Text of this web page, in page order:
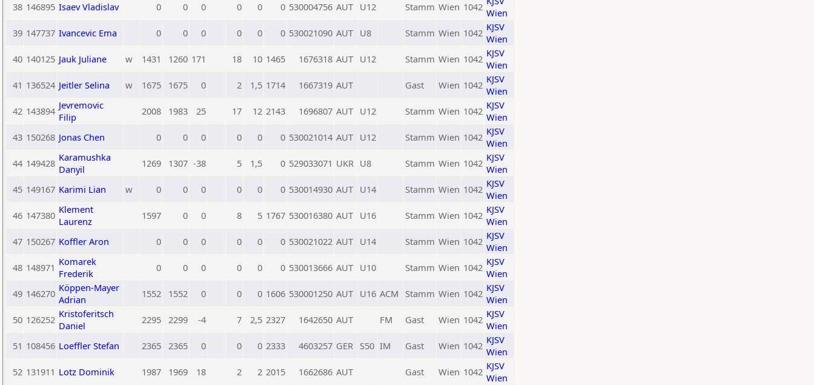
38 146895 Isaev Vladislav 0 0 0 0 0 0 530004756 AUT U12 Stamm Wien 1042 Wien
39 147737 Ivancevic Ema 0 0 0 0 0 0 530021090 AUT U8 Stamm Wien 1042 KJSV
Wien
40 140125 Jauk Juliane w 1431 1260 171 18 10 1465 1676318 AUT U12 Stamm Wien 1042 KJSV
Wien
41 136524 Jeitler Selina w 1675 1675 0 2 1,5 1714 1667319 AUT Gast Wien 1042 KJSV
Wien
42 143894 Jevremovic
Filip
2008 1983 25 17 12 2143 1696807 AUT U12 Stamm Wien 1042 KJSV
Wien
43 150268 Jonas Chen 0 0 0 0 0 0 530021014 AUT U12 Stamm Wien 1042 KJSV
Wien
44 149428 Karamushka
Danyil
1269 1307 -38 5 1,5 0 529033071 UKR U8 Stamm Wien 1042 KJSV
Wien
45 149167 Karimi Lian w 0 0 0 0 0 0 530014930 AUT U14 Stamm Wien 1042 KJSV
Wien
46 147380 Klement
Laurenz
1597 0 0 8 5 1767 530016380 AUT U16 Stamm Wien 1042 KJSV
Wien
47 150267 Koffler Aron 0 0 0 0 0 0 530021022 AUT U14 Stamm Wien 1042 KJSV
Wien
48 148971 Komarek
Frederik
0 0 0 0 0 0 530013666 AUT U10 Stamm Wien 1042 KJSV
Wien
49 146270 Köppen-Mayer
Adrian
1552 1552 0 0 0 1606 530001250 AUT U16 ACM Stamm Wien 1042 KJSV
Wien
50 126252 Kristoferitsch
Daniel
2295 2299 -4 7 2,5 2327 1642650 AUT FM Gast Wien 1042 KJSV
Wien
51 108456 Loeffler Stefan 2365 2365 0 0 0 2333 4603257 GER S50 IM Gast Wien 1042 KJSV
Wien
52 131911 Lotz Dominik 1987 1969 18 2 2 2015 1662686 AUT Gast Wien 1042 KJSV
Wien